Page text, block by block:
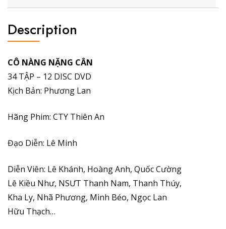
Description
CÔ NÀNG NẶNG CÂN
34 TẬP – 12 DISC DVD
Kịch Bản: Phương Lan
Hãng Phim: CTY Thiên An
Đạo Diễn: Lê Minh
Diễn Viên: Lê Khánh, Hoàng Anh, Quốc Cường
Lê Kiều Như, NSƯT Thanh Nam, Thanh Thúy,
Kha Ly, Nhã Phương, Minh Béo, Ngọc Lan
Hữu Thạch…